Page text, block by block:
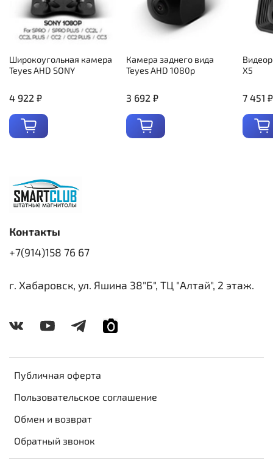
Широкоугольная камера
Teyes AHD SONY
4 922 ₽
Камера заднего вида
Teyes AHD 1080p
3 692 ₽
X5
7 451 ₽
Публичная оферта
Пользовательское соглашение
Обмен и возврат
Обратный звонок
Контакты
+7(914)158 76 67
г. Хабаровск, ул. Яшина 38"Б", ТЦ "Алтай", 2 этаж.